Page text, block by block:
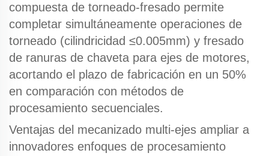
compuesta de torneado-fresado permite
completar simultáneamente operaciones de
torneado (cilindricidad ≤0.005mm) y fresado
de ranuras de chaveta para ejes de motores,
acortando el plazo de fabricación en un 50%
en comparación con métodos de
procesamiento secuenciales.
Ventajas del mecanizado multi-ejes ampliar a
innovadores enfoques de procesamiento